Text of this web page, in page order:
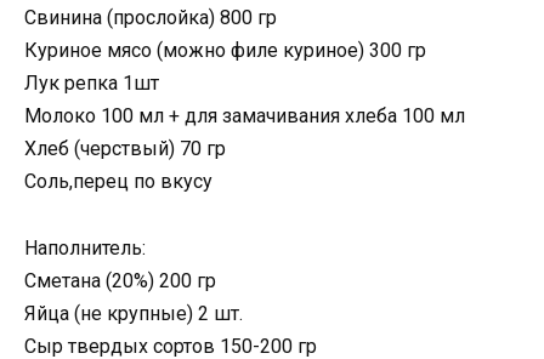
Свинина (прослойка) 800 гр
Куриное мясо (можно филе куриное) 300 гр
Лук репка 1шт
Молоко 100 мл + для замачивания хлеба 100 мл
Хлеб (черствый) 70 гр
Соль,перец по вкусу
Наполнитель:
Сметана (20%) 200 гр
Яйца (не крупные) 2 шт.
Сыр твердых сортов 150-200 гр